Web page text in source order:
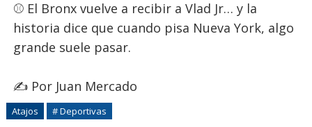
⚾ El Bronx vuelve a recibir a Vlad Jr… y la
historia dice que cuando pisa Nueva York, algo
grande suele pasar.
✍️ Por Juan Mercado
Atajos # Deportivas